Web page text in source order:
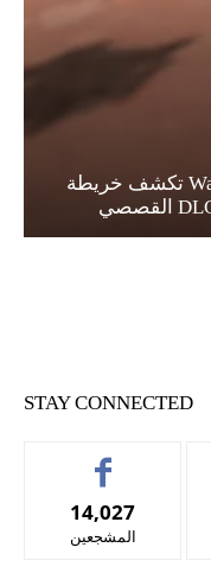
Warhammer 40,000: Battlesector تكشف خريطة
STAY CONNECTED
14,027
المشجعين